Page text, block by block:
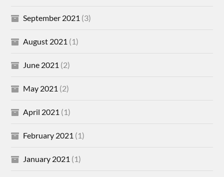
September 2021 (3)
August 2021 (1)
June 2021 (2)
May 2021 (2)
April 2021 (1)
February 2021 (1)
January 2021 (1)